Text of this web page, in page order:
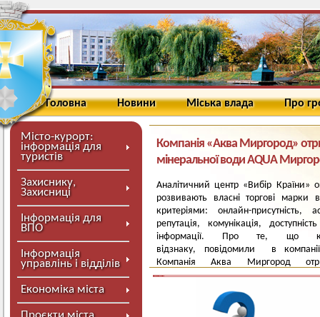
Головна Новини Міська влада Про
Місто-курорт:
інформація для
туристів
Захиснику,
Захисниці
Інформація для
ВПО
Інформація
управлінь і відділів
Економіка міста
Компанія «Аква Миргород»
мінеральної води AQUA
Аналітичний центр «Вибір Країни»
розвивають власні торгові марки
критеріями: онлайн-присутність,
репутація, комунікація,
інформації. Про те, що
відзнаку, повідомили в
Компанія Аква Миргород
відзнаку «Вибір Країни 2026» у
столову хлоридну натрієву воду